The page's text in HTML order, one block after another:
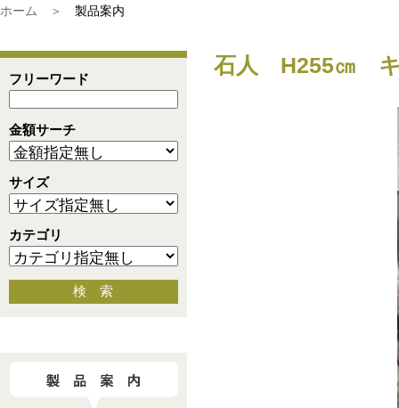
骨董
ホーム ＞ 製品案内
フリーワード
金額サーチ
サイズ
カテゴリ
検 索
石人 H255㎝